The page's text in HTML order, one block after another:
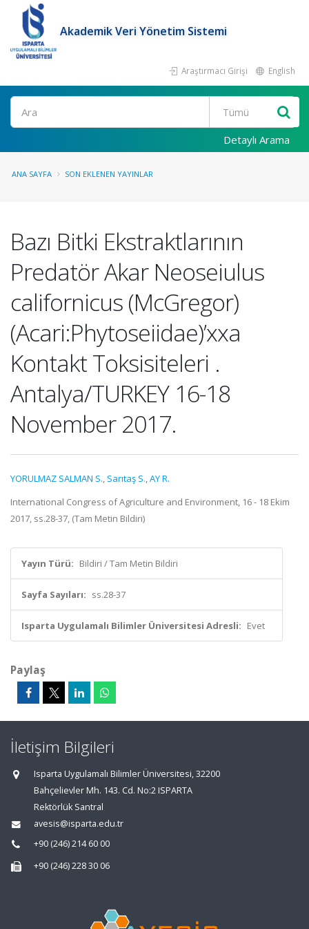
Akademik Veri Yönetim Sistemi
Araştırmacı Girişi English
Ara
Detaylı Arama
ANA SAYFA SON EKLENEN YAYINLAR
Bazı Bitki Ekstraktlarının
Predatör Akar Neoseiulus
californicus (McGregor)
(Acari:Phytoseiidae)’xxa
Kontakt Toksisiteleri .
Antalya/TURKEY 16-18
November 2017.
YORULMAZ SALMAN S., Sarıtaş S.,AY R.
International Congress of Agriculture and Environment, 16 - 18 Ekim
2017, ss.28-37, (Tam Metin Bildiri)
Yayın Türü: Bildiri / Tam Metin Bildiri
Sayfa Sayıları: ss.28-37
Isparta Uygulamalı Bilimler Üniversitesi Adresli: Evet
Paylaş
İletişim Bilgileri
Isparta Uygulamalı Bilimler Üniversitesi, 32200
Bahçelievler Mh. 143. Cd. No:2 ISPARTA
Rektörlük Santral
avesis@isparta.edu.tr
+90 (246) 214 60 00
+90 (246) 228 30 06